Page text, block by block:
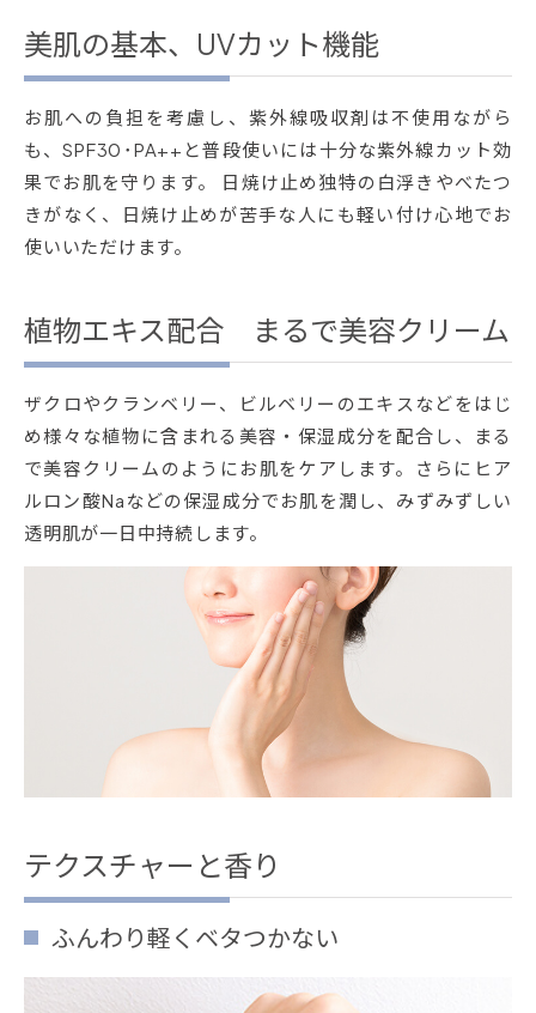
美肌の基本、UVカット機能
お肌への負担を考慮し、紫外線吸収剤は不使用ながら
も、SPF30･PA++と普段使いには十分な紫外線カット効
果でお肌を守ります。 日焼け止め独特の白浮きやべたつ
きがなく、日焼け止めが苦手な人にも軽い付け心地でお
使いいただけます。
植物エキス配合 まるで美容クリーム
ザクロやクランベリー、ビルベリーのエキスなどをはじ
め様々な植物に含まれる美容・保湿成分を配合し、まる
で美容クリームのようにお肌をケアします。さらにヒア
ルロン酸Naなどの保湿成分でお肌を潤し、みずみずしい
透明肌が一日中持続します。
テクスチャーと香り
ふんわり軽くベタつかない